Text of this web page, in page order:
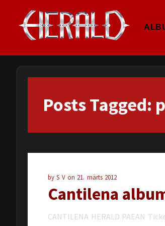
Posts Tagged:
byS V on 21. märts 2012
Cantilena
CANTILENA HERALD PAEAN